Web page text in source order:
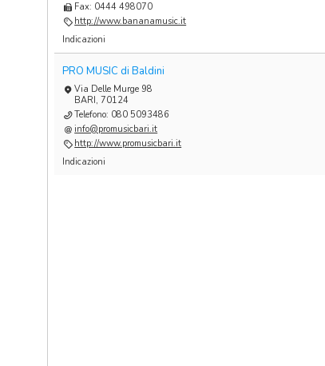
Fax: 0444 498070
http://www.bananamusic.it
Indicazioni
PRO MUSIC di Baldini
Via Delle Murge 98
BARI, 70124
Telefono: 080 5093486
info@promusicbari.it
http://www.promusicbari.it
Indicazioni